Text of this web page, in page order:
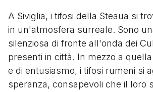
A Siviglia, i tifosi della Steaua si
in un'atmosfera surreale. Sono
silenziosa di fronte all'onda dei
presenti in città. In mezzo a
e di entusiasmo, i tifosi rumeni si
speranza, consapevoli che il loro